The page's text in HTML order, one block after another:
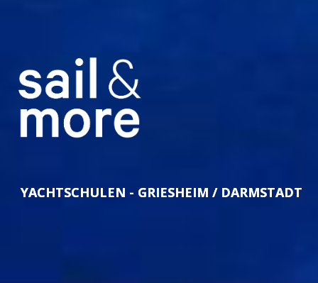
YACHTSCHULEN - GRIESHEIM / DARMSTADT